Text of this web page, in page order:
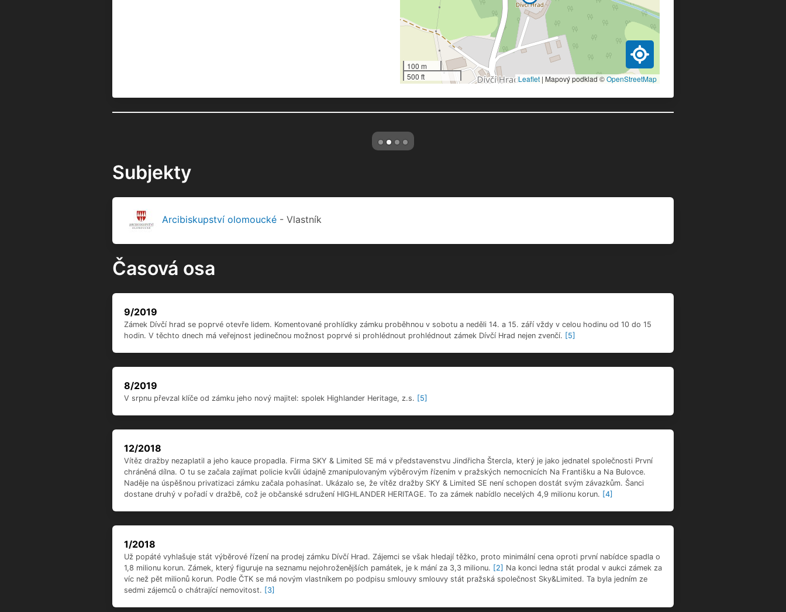
100 m
500 ft
Leaflet | Mapový podklad ©OpenStreetMap
Subjekty
Arcibiskupství olomoucké- Vlastník
Časová osa
9/2019
8/2019
V srpnu převzal klíče od zámku jeho nový majitel: spolek Highlander Heritage, z.s.